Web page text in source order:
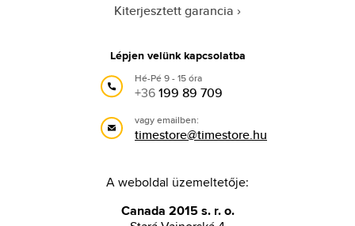
Kiterjesztett garancia
Lépjen velünk kapcsolatba
Hé-Pé 9 - 15 óra
+36199 89 709
vagy emailben:
timestore@timestore.hu
A weboldal üzemeltetője:
Canada 2015 s. r. o.